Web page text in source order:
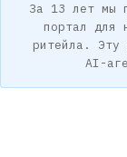
За 13 лет мы
портал для
ритейла. Эту
AI-